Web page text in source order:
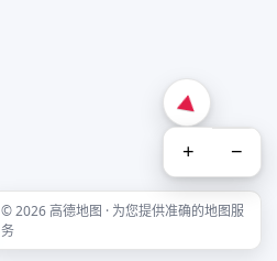
+ −
© 2026 高德地图 · 为您提供准确的地图服
务